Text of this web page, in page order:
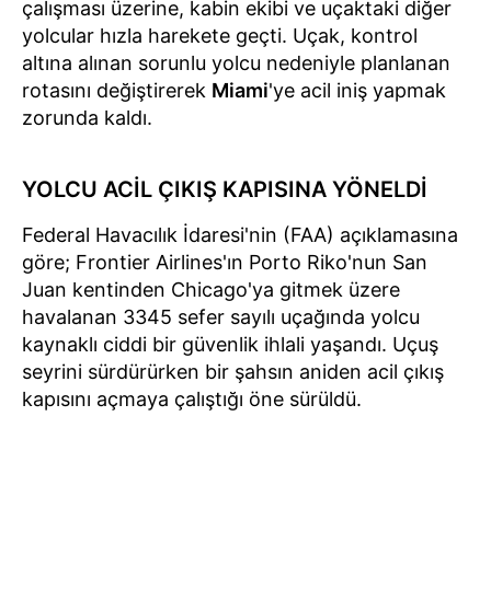
çalışması üzerine, kabin ekibi ve uçaktaki diğer
yolcular hızla harekete geçti. Uçak, kontrol
altına alınan sorunlu yolcu nedeniyle planlanan
rotasını değiştirerek Miami'ye acil iniş yapmak
zorunda kaldı.
YOLCU ACİL ÇIKIŞ KAPISINA YÖNELDİ
Federal Havacılık İdaresi'nin (FAA) açıklamasına
göre; Frontier Airlines'ın Porto Riko'nun San
Juan kentinden Chicago'ya gitmek üzere
havalanan 3345 sefer sayılı uçağında yolcu
kaynaklı ciddi bir güvenlik ihlali yaşandı. Uçuş
seyrini sürdürürken bir şahsın aniden acil çıkış
kapısını açmaya çalıştığı öne sürüldü.